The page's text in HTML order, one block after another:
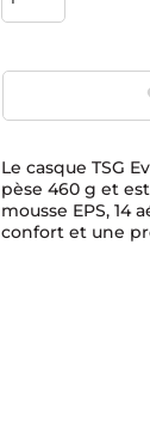
Le casque TSG
pèse 460 g et
mousse EPS, 14
confort et une